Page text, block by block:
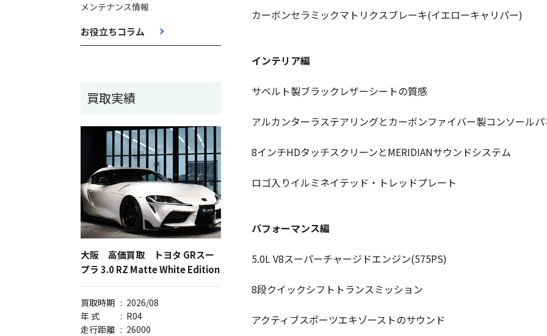
メンテナンス情報
お役立ちコラム
買取実績
大阪 高価買取 トヨタ GRスー
プラ 3.0 RZ Matte White Edition
買取時期 : 2026/08
年 式
: R04
走行距離 : 26000
カーボンセラミックマトリクスブレーキ(イエローキャリパー)
インテリア編
サベルト製ブラックレザーシートの質感
アルカンターラステアリングとカーボンファイバー製コンソール
8インチHDタッチスクリーンとMERIDIANサウンドシステム
ロゴ入りイルミネイテッド・トレッドプレート
パフォーマンス編
5.0L V8スーパーチャージドエンジン(575PS)
8段クイックシフトトランスミッション
アクティブスポーツエキゾーストのサウンド